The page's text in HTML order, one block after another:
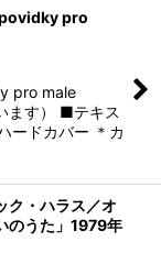
pro
pro male
ます） ■テキス
ードカバー ＊カ
ク・ハラス／オ
のうた」1979年